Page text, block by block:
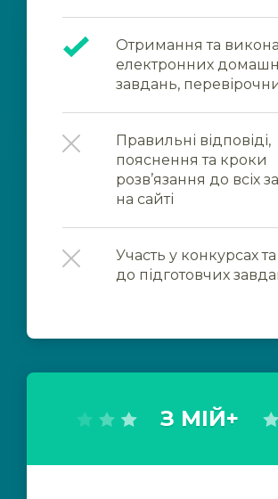
Отримання та
електронних
завдань,
Правильні відповіді,
пояснення та кроки
розв’язання до всіх
на сайті
Участь у конкурсах
до підготовчих
З МІЙ+